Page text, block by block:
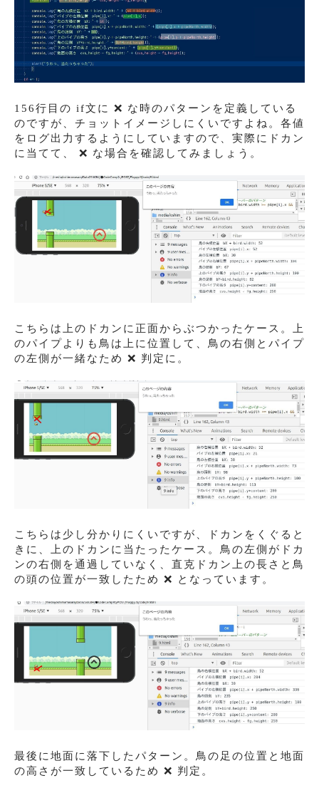
156行目の if文に ❌ な時のパターンを定義している
のですが、チョットイメージしにくいですよね。各値
をログ出力するようにしていますので、実際にドカン
に当てて、 ❌ な場合を確認してみましょう。
こちらは上のドカンに正面からぶつかったケース。上
のパイプよりも鳥は上に位置して、鳥の右側とパイプ
の左側が一緒なため ❌ 判定に。
こちらは少し分かりにくいですが、ドカンをくぐると
きに、上のドカンに当たったケース。鳥の左側がドカ
ンの右側を通過していなく、直克ドカン上の長さと鳥
の頭の位置が一致したため ❌ となっています。
最後に地面に落下したパターン。鳥の足の位置と地面
の高さが一致しているため ❌ 判定。